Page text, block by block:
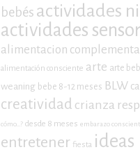
bebés actividades
actividades
alimentacion
alimentación consciente arte arte
weaning bebe 8-12 meses BLW
creatividad crianza
cómo...? desde 8 meses embarazo
entretener fiesta ideas